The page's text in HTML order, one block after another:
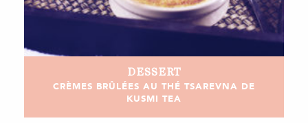
DESSERT
CRÈMES BRÛLÉES AU THÉ TSAREVNA DE
KUSMI TEA